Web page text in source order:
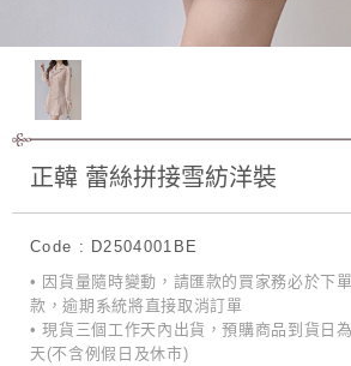
正韓 蕾絲拼接雪紡洋裝
Code : D2504001BE
• 因貨量隨時變動，請匯款的買家務必於下
款，逾期系統將直接取消訂單
• 現貨三個工作天內出貨，預購商品到貨日
天(不含例假日及休市)